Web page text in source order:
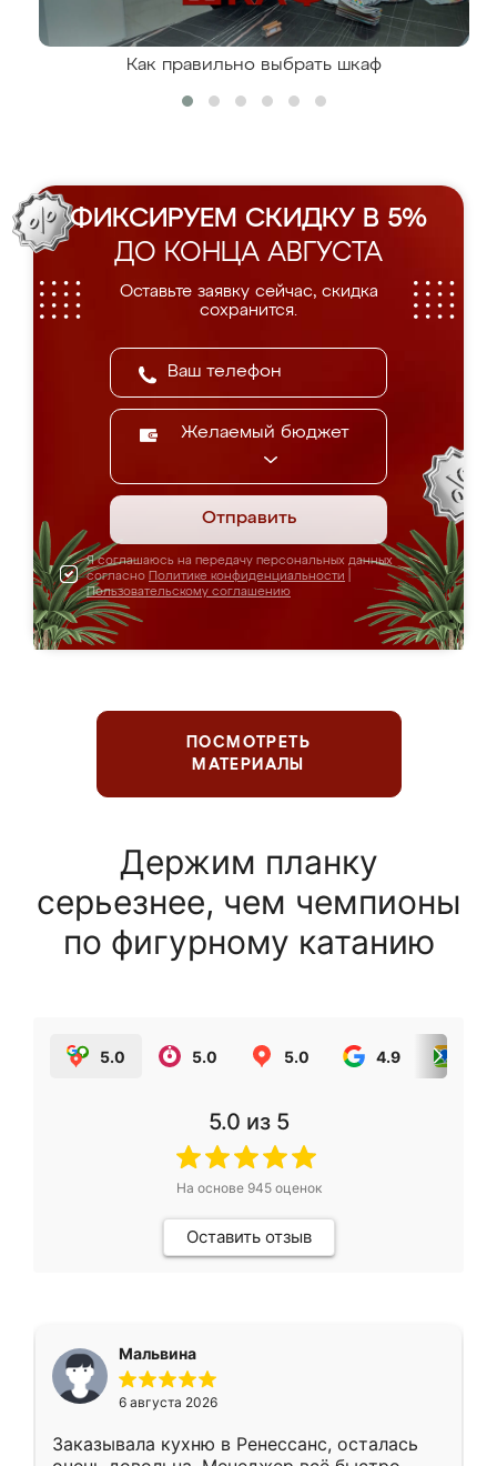
Как правильно выбрать шкаф
ФИКСИРУЕМ СКИДКУ В 5%
ДО КОНЦА АВГУСТА
Оставьте заявку сейчас, скидка
сохранится.
Желаемый бюджет
Отправить
Я соглашаюсь на передачу персональных данных
согласно Политике конфиденциальности
Пользовательскому соглашению
ПОСМОТРЕТЬ
МАТЕРИАЛЫ
Держим планку
серьезнее, чем чемпионы
по фигурному катанию
5.0 5.0 5.0 4.9
5.0 из 5
На основе 945оценок
Оставить отзыв
Мальвина
6 августа 2026
Заказывала кухню в Ренессанс, осталась